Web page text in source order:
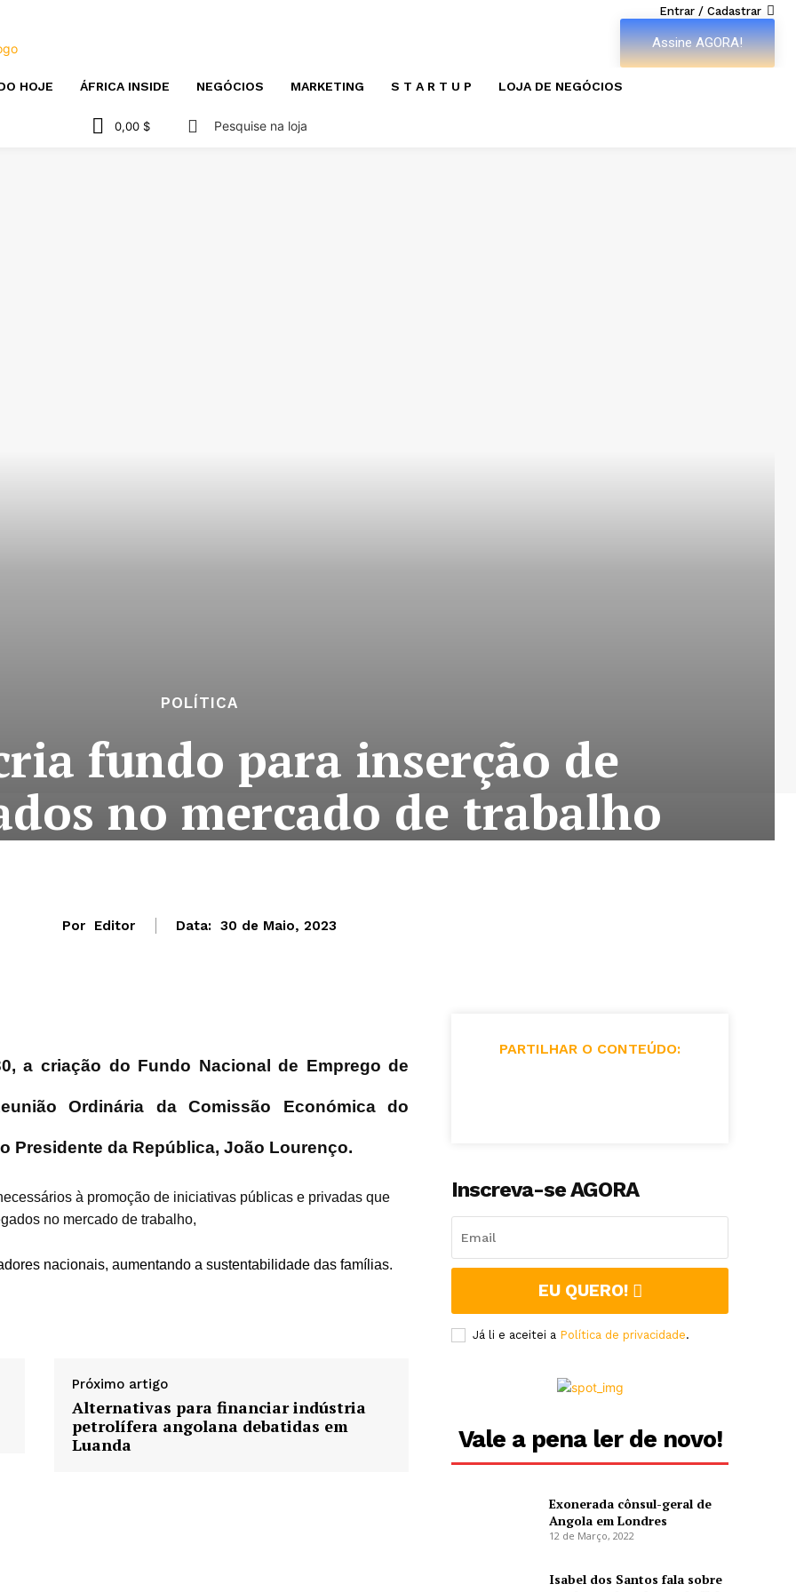
Entrar / Cadastrar
Assine AGORA!
HOJE ÁFRICA INSIDE NEGÓCIOS MARKETING S T A R T U P LOJA DE NEGÓCIOS
0,00 $ Pesquise na loja
POLÍTICA
fundo para inserção de
no mercado de trabalho
Por Editor Data: 30 de Maio, 2023
a criação do Fundo Nacional de Emprego de
Ordinária da Comissão Económica do
Presidente da República, João Lourenço.
à promoção de iniciativas públicas e privadas que
no mercado de trabalho,
nacionais, aumentando a sustentabilidade das famílias.
Próximo artigo
Alternativas para financiar indústria
petrolífera angolana debatidas em
Luanda
PARTILHAR O CONTEÚDO:
Inscreva-se AGORA
EU QUERO!
Já li e aceitei a Política de privacidade.
Vale a pena ler de novo!
Exonerada cônsul-geral de
Angola em Londres
12 de Março, 2022
Isabel dos Santos fala sobre